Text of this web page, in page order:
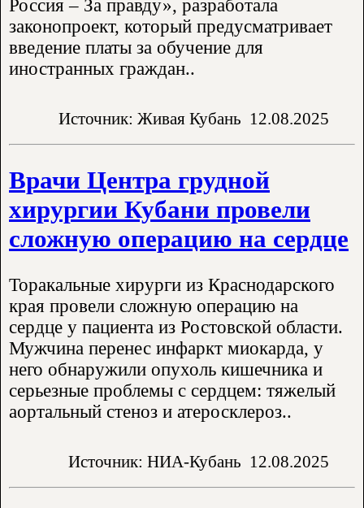
Россия – За правду», разработала
законопроект, который предусматривает
введение платы за обучение для
иностранных граждан..
Источник: Живая Кубань 12.08.2025
Врачи Центра грудной
хирургии Кубани провели
сложную операцию на сердце
Торакальные хирурги из Краснодарского
края провели сложную операцию на
сердце у пациента из Ростовской области.
Мужчина перенес инфаркт миокарда, у
него обнаружили опухоль кишечника и
серьезные проблемы с сердцем: тяжелый
аортальный стеноз и атеросклероз..
Источник: НИА-Кубань 12.08.2025